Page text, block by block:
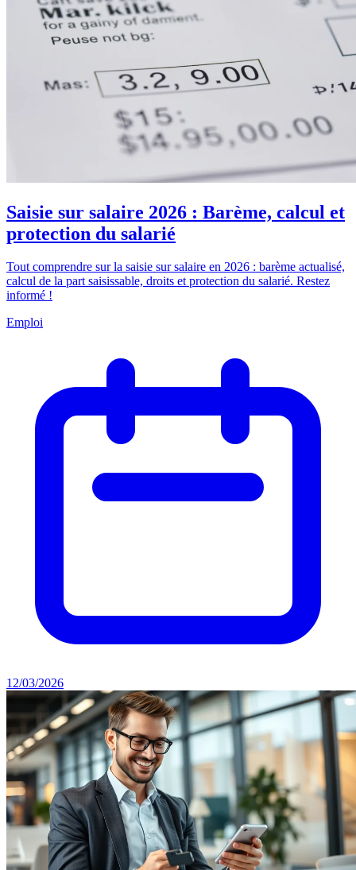
Saisie sur salaire 2026 : Barème, calcul et
protection du salarié
Tout comprendre sur la saisie sur salaire en 2026 : barème actualisé,
calcul de la part saisissable, droits et protection du salarié. Restez
informé !
Emploi
12/03/2026